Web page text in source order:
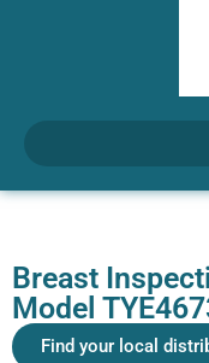
Breast
Model
Find your local